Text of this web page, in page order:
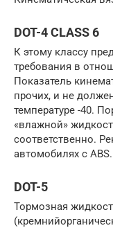
DOT-4 CLASS 6
К этому классу
требования в
Показатель
прочих, и не
температуре -40.
«влажной»
соответственно.
автомобилях с ABS.
DOT-5
Тормозная